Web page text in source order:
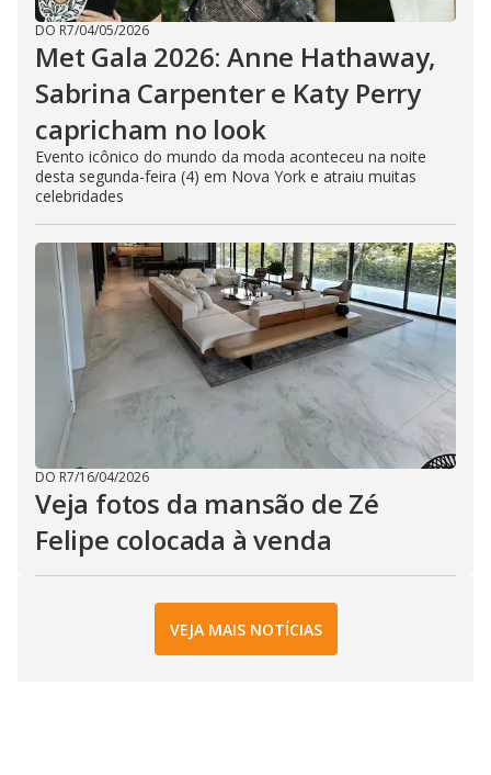
DO R7/04/05/2026
Met Gala 2026: Anne Hathaway,
Sabrina Carpenter e Katy Perry
capricham no look
Evento icônico do mundo da moda aconteceu na noite
desta segunda-feira (4) em Nova York e atraiu muitas
celebridades
DO R7/16/04/2026
Veja fotos da mansão de Zé
Felipe colocada à venda
VEJA MAIS NOTÍCIAS